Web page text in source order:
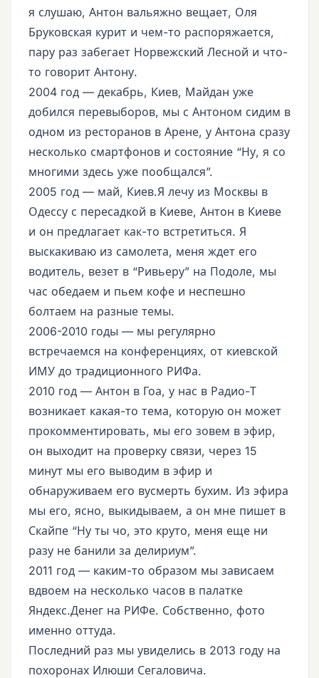
я слушаю, Антон вальяжно вещает, Оля
Бруковская курит и чем-то распоряжается,
пару раз забегает Норвежский Лесной и что-
то говорит Антону.
2004 год — декабрь, Киев, Майдан уже
добился перевыборов, мы с Антоном сидим в
одном из ресторанов в Арене, у Антона сразу
несколько смартфонов и состояние “Ну, я со
многими здесь уже пообщался”.
2005 год — май, Киев.Я лечу из Москвы в
Одессу с пересадкой в Киеве, Антон в Киеве
и он предлагает как-то встретиться. Я
выскакиваю из самолета, меня ждет его
водитель, везет в “Ривьеру” на Подоле, мы
час обедаем и пьем кофе и неспешно
болтаем на разные темы.
2006-2010 годы — мы регулярно
встречаемся на конференциях, от киевской
ИМУ до традиционного РИФа.
2010 год — Антон в Гоа, у нас в Радио-Т
возникает какая-то тема, которую он может
прокомментировать, мы его зовем в эфир,
он выходит на проверку связи, через 15
минут мы его выводим в эфир и
обнаруживаем его вусмерть бухим. Из эфира
мы его, ясно, выкидываем, а он мне пишет в
Скайпе “Ну ты чо, это круто, меня еще ни
разу не банили за делириум”.
2011 год — каким-то образом мы зависаем
вдвоем на несколько часов в палатке
Яндекс.Денег на РИФе. Собственно, фото
именно оттуда.
Последний раз мы увиделись в 2013 году на
похоронах Илюши Сегаловича.